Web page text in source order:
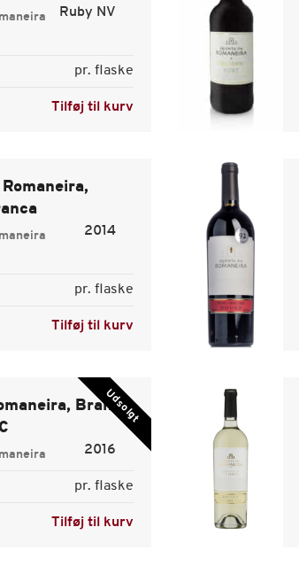
Ruby NV
pr. flaske
Tilføj til kurv
2014
pr. flaske
Tilføj til kurv
Udsolgt
Branco
2016
pr. flaske
Tilføj til kurv